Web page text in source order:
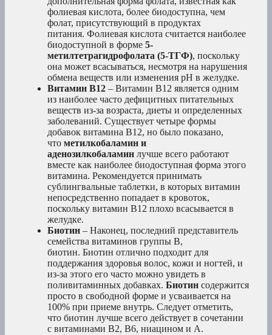
фолиевая кислота, более биодоступна, чем
фолат, присутствующий в продуктах
питания. Фолиевая кислота считается наиболее
биодоступной в форме 5-
метилтетрагидрофолата (5-ТГФ), поскольку
она может всасываться, несмотря на нарушения
обмена веществ или изменения рН в желудке.
Витамин В12 – Витамин В12 является одним
из наиболее часто дефицитных питательных
веществ из-за возраста, диеты и определенных
заболеваний. Существует четыре формы
добавок витамина В12, но было показано,
что метилкобаламин и
аденозилкобаламин лучше всего работают
вместе как наиболее биодоступная форма этого
витамина. Рекомендуется принимать
сублингвальные таблетки, в которых витамин
непосредственно попадает в кровоток,
поскольку витамин В12 плохо всасывается в
желудке.
Биотин – Наконец, последний представитель
семейства витаминов группы В,
биотин. Биотин отлично подходит для
поддержания здоровья волос, кожи и ногтей, и
из-за этого его часто можно увидеть в
поливитаминных добавках. Биотин содержится
просто в свободной форме и усваивается на
100% при приеме внутрь. Следует отметить,
что биотин лучше всего действует в сочетании
с витаминами В2, В6, ниацином и А.